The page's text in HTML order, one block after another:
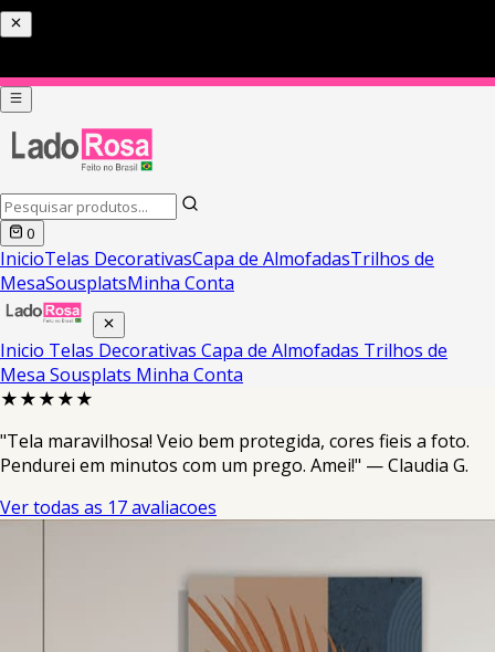
0
InicioTelas DecorativasCapa de AlmofadasTrilhos de
MesaSousplatsMinha Conta
Inicio Telas Decorativas Capa de Almofadas Trilhos de
Mesa Sousplats Minha Conta
★★★★★
"Tela maravilhosa! Veio bem protegida, cores fieis a foto.
Pendurei em minutos com um prego. Amei!" — Claudia G.
Ver todas as 17 avaliacoes